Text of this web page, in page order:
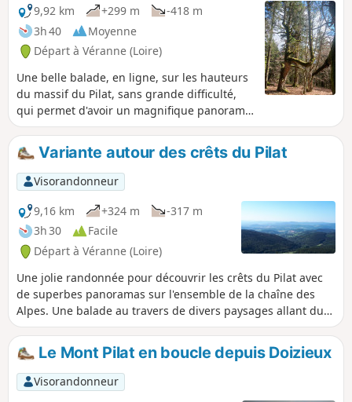
9,92 km
+299 m
-418 m
3h 40
Moyenne
Départ à Véranne (Loire)
Une belle balade, en ligne, sur les hauteurs
du massif du Pilat, sans grande difficulté,
qui permet d'avoir un magnifique panorama
sur les Alpes et le Mont Blanc.
Variante autour des crêts du Pilat
Visorandonneur
9,16 km
+324 m
-317 m
3h 30
Facile
Départ à Véranne (Loire)
Une jolie randonnée pour découvrir les crêts du Pilat avec
de superbes panoramas sur l'ensemble de la chaîne des
Alpes. Une balade au travers de divers paysages allant du
pierrier à la forêt de conifères en passant par des landes
couvertes de bruyères et de genêts. A la bonne saison on
peut en profiter pour manger des framboises sauvages et
des myrtilles. Cet itinéraire propose un retour par un
sentier moins fréquenté au travers d'une forêt de feuillus.
Le Mont Pilat en boucle depuis Doizieux
Visorandonneur